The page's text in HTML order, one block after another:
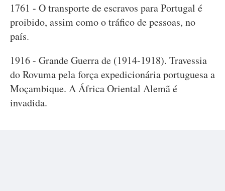
1761 - O transporte de escravos para Portugal é
proibido, assim como o tráfico de pessoas, no
país.
1916 - Grande Guerra de (1914-1918). Travessia
do Rovuma pela força expedicionária portuguesa a
Moçambique. A África Oriental Alemã é
invadida.